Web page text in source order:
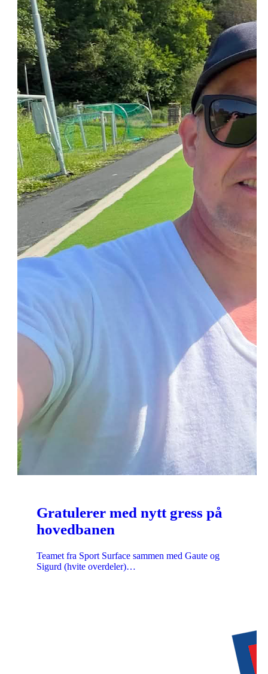
Gratulerer med nytt gress på
hovedbanen
Teamet fra Sport Surface sammen med Gaute og
Sigurd (hvite overdeler)…